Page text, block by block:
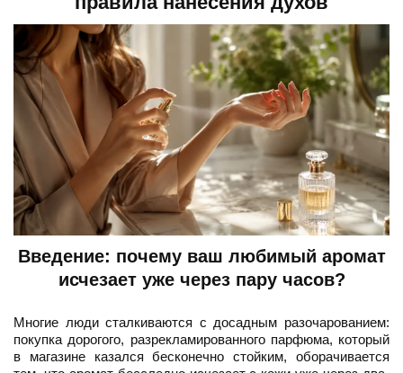
Введение: почему ваш любимый аромат
исчезает уже через пару часов?
Многие люди сталкиваются с досадным разочарованием:
покупка дорогого, разрекламированного парфюма, который
в магазине казался бесконечно стойким, оборачивается